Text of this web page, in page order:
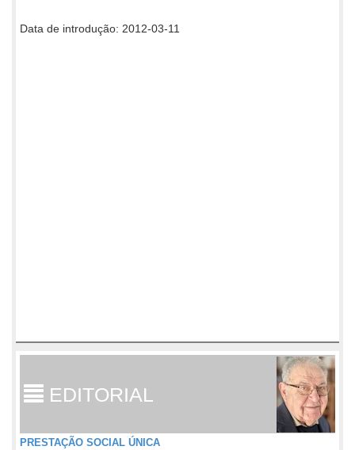
Data de introdução: 2012-03-11
EDITORIAL
PRESTAÇÃO SOCIAL ÚNICA